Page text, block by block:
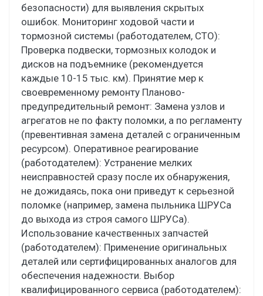
безопасности) для выявления скрытых
ошибок. Мониторинг ходовой части и
тормозной системы (работодателем, СТО):
Проверка подвески, тормозных колодок и
дисков на подъемнике (рекомендуется
каждые 10-15 тыс. км). Принятие мер к
своевременному ремонту Планово-
предупредительный ремонт: Замена узлов и
агрегатов не по факту поломки, а по регламенту
(превентивная замена деталей с ограниченным
ресурсом). Оперативное реагирование
(работодателем): Устранение мелких
неисправностей сразу после их обнаружения,
не дожидаясь, пока они приведут к серьезной
поломке (например, замена пыльника ШРУСа
до выхода из строя самого ШРУСа).
Использование качественных запчастей
(работодателем): Применение оригинальных
деталей или сертифицированных аналогов для
обеспечения надежности. Выбор
квалифицированного сервиса (работодателем):